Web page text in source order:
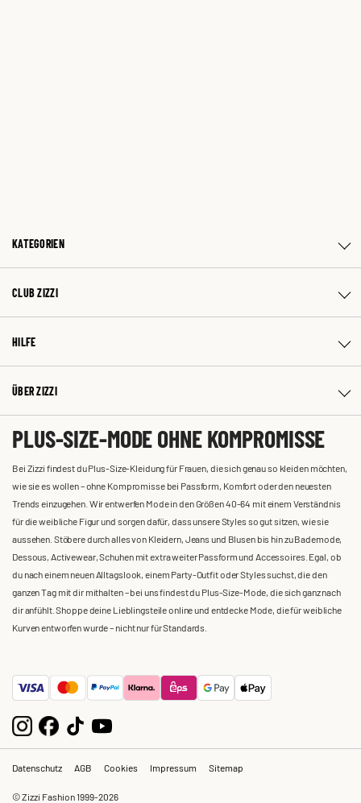
KATEGORIEN
CLUB ZIZZI
HILFE
ÜBER ZIZZI
PLUS-SIZE-MODE OHNE KOMPROMISSE
Bei Zizzi findest du Plus-Size-Kleidung für Frauen, die sich genau so kleiden möchten,
wie sie es wollen – ohne Kompromisse bei Passform, Komfort oder den neuesten
Trends einzugehen. Wir entwerfen Mode in den Größen 40-64 mit einem Verständnis
für die weibliche Figur und sorgen dafür, dass unsere Styles so gut sitzen, wie sie
aussehen. Stöbere durch alles von Kleidern, Jeans und Blusen bis hin zu Bademode,
Dessous, Activewear, Schuhen mit extra weiter Passform und Accessoires. Egal, ob
du nach einem neuen Alltagslook, einem Party-Outfit oder Styles suchst, die den
ganzen Tag mit dir mithalten – bei uns findest du Plus-Size-Mode, die sich ganz nach
dir anfühlt. Shoppe deine Lieblingsteile online und entdecke Mode, die für weibliche
Kurven entworfen wurde – nicht nur für Standards.
Datenschutz AGB Cookies Impressum Sitemap
© Zizzi Fashion 1999-2026